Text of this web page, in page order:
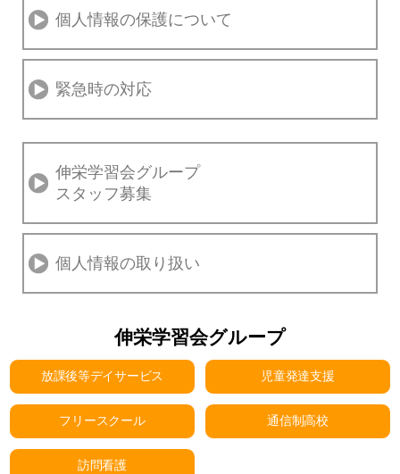
個人情報の保護について
緊急時の対応
伸栄学習会グループ
スタッフ募集
個人情報の取り扱い
伸栄学習会グループ
放課後等デイサービス 児童発達支援
フリースクール 通信制高校
訪問看護